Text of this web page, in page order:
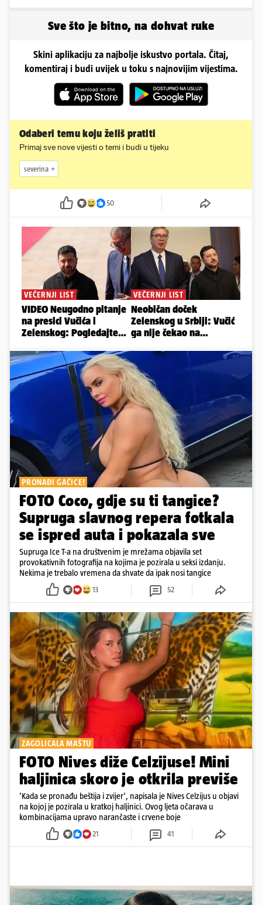
Sve što je bitno, na dohvat ruke
Skini aplikaciju za najbolje iskustvo portala. Čitaj,
komentiraj i budi uvijek u toku s najnovijim vijestima.
Odaberi temu koju želiš pratiti
Primaj sve nove vijesti o temi i budi u tijeku
severina
50
PRONAĐI GAĆICE!
FOTO Coco, gdje su ti tangice?
Supruga slavnog repera fotkala
se ispred auta i pokazala sve
Supruga Ice T-a na društvenim je mrežama objavila set
provokativnih fotografija na kojima je pozirala u seksi izdanju.
Nekima je trebalo vremena da shvate da ipak nosi tangice
13 52
ZAGOLICALA MAŠTU
FOTO Nives diže Celzijuse! Mini
haljinica skoro je otkrila previše
'Kada se pronađu beštija i zvijer', napisala je Nives Celzijus u objavi
na kojoj je pozirala u kratkoj haljinici. Ovog ljeta očarava u
kombinacijama upravo narančaste i crvene boje
21 41